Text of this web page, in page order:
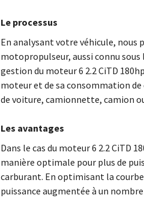
Le processus
En analysant votre véhicule, nous
motopropulseur, aussi connu
gestion du moteur 6 2.2 CiTD
moteur et de sa consommation
de voiture, camionnette, camion
Les avantages
Dans le cas du moteur 6 2.2 CiTD
manière optimale pour plus de
carburant. En optimisant la
puissance augmentée à un